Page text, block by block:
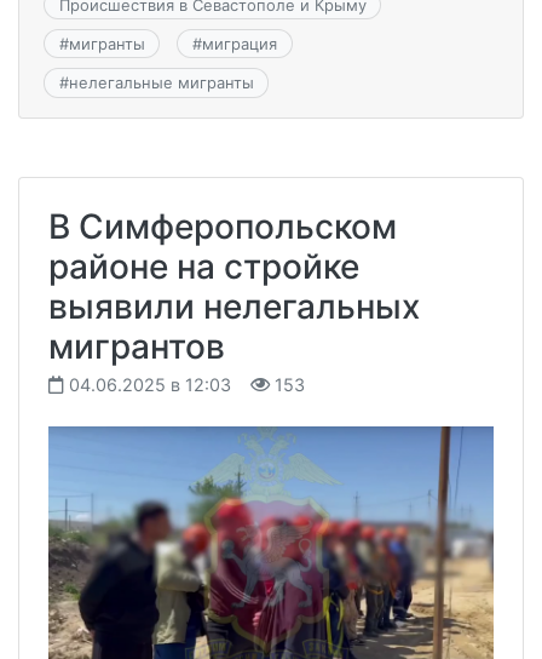
Происшествия в Севастополе и Крыму
#мигранты #миграция
#нелегальные мигранты
В Симферопольском
районе на стройке
выявили нелегальных
мигрантов
04.06.2025 в 12:03 153